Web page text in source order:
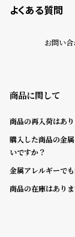
ゲ
グ
ン
会
登
録
よくある質問
お問い
商品に関して
商品の再入荷はあ
購入した商品の金
いですか？
金属アレルギーで
商品の在庫はあり